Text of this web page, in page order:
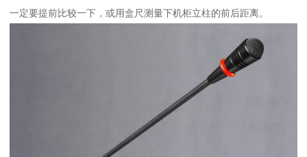
一定要提前比较一下，或用盒尺测量下机柜立柱的前后距离。